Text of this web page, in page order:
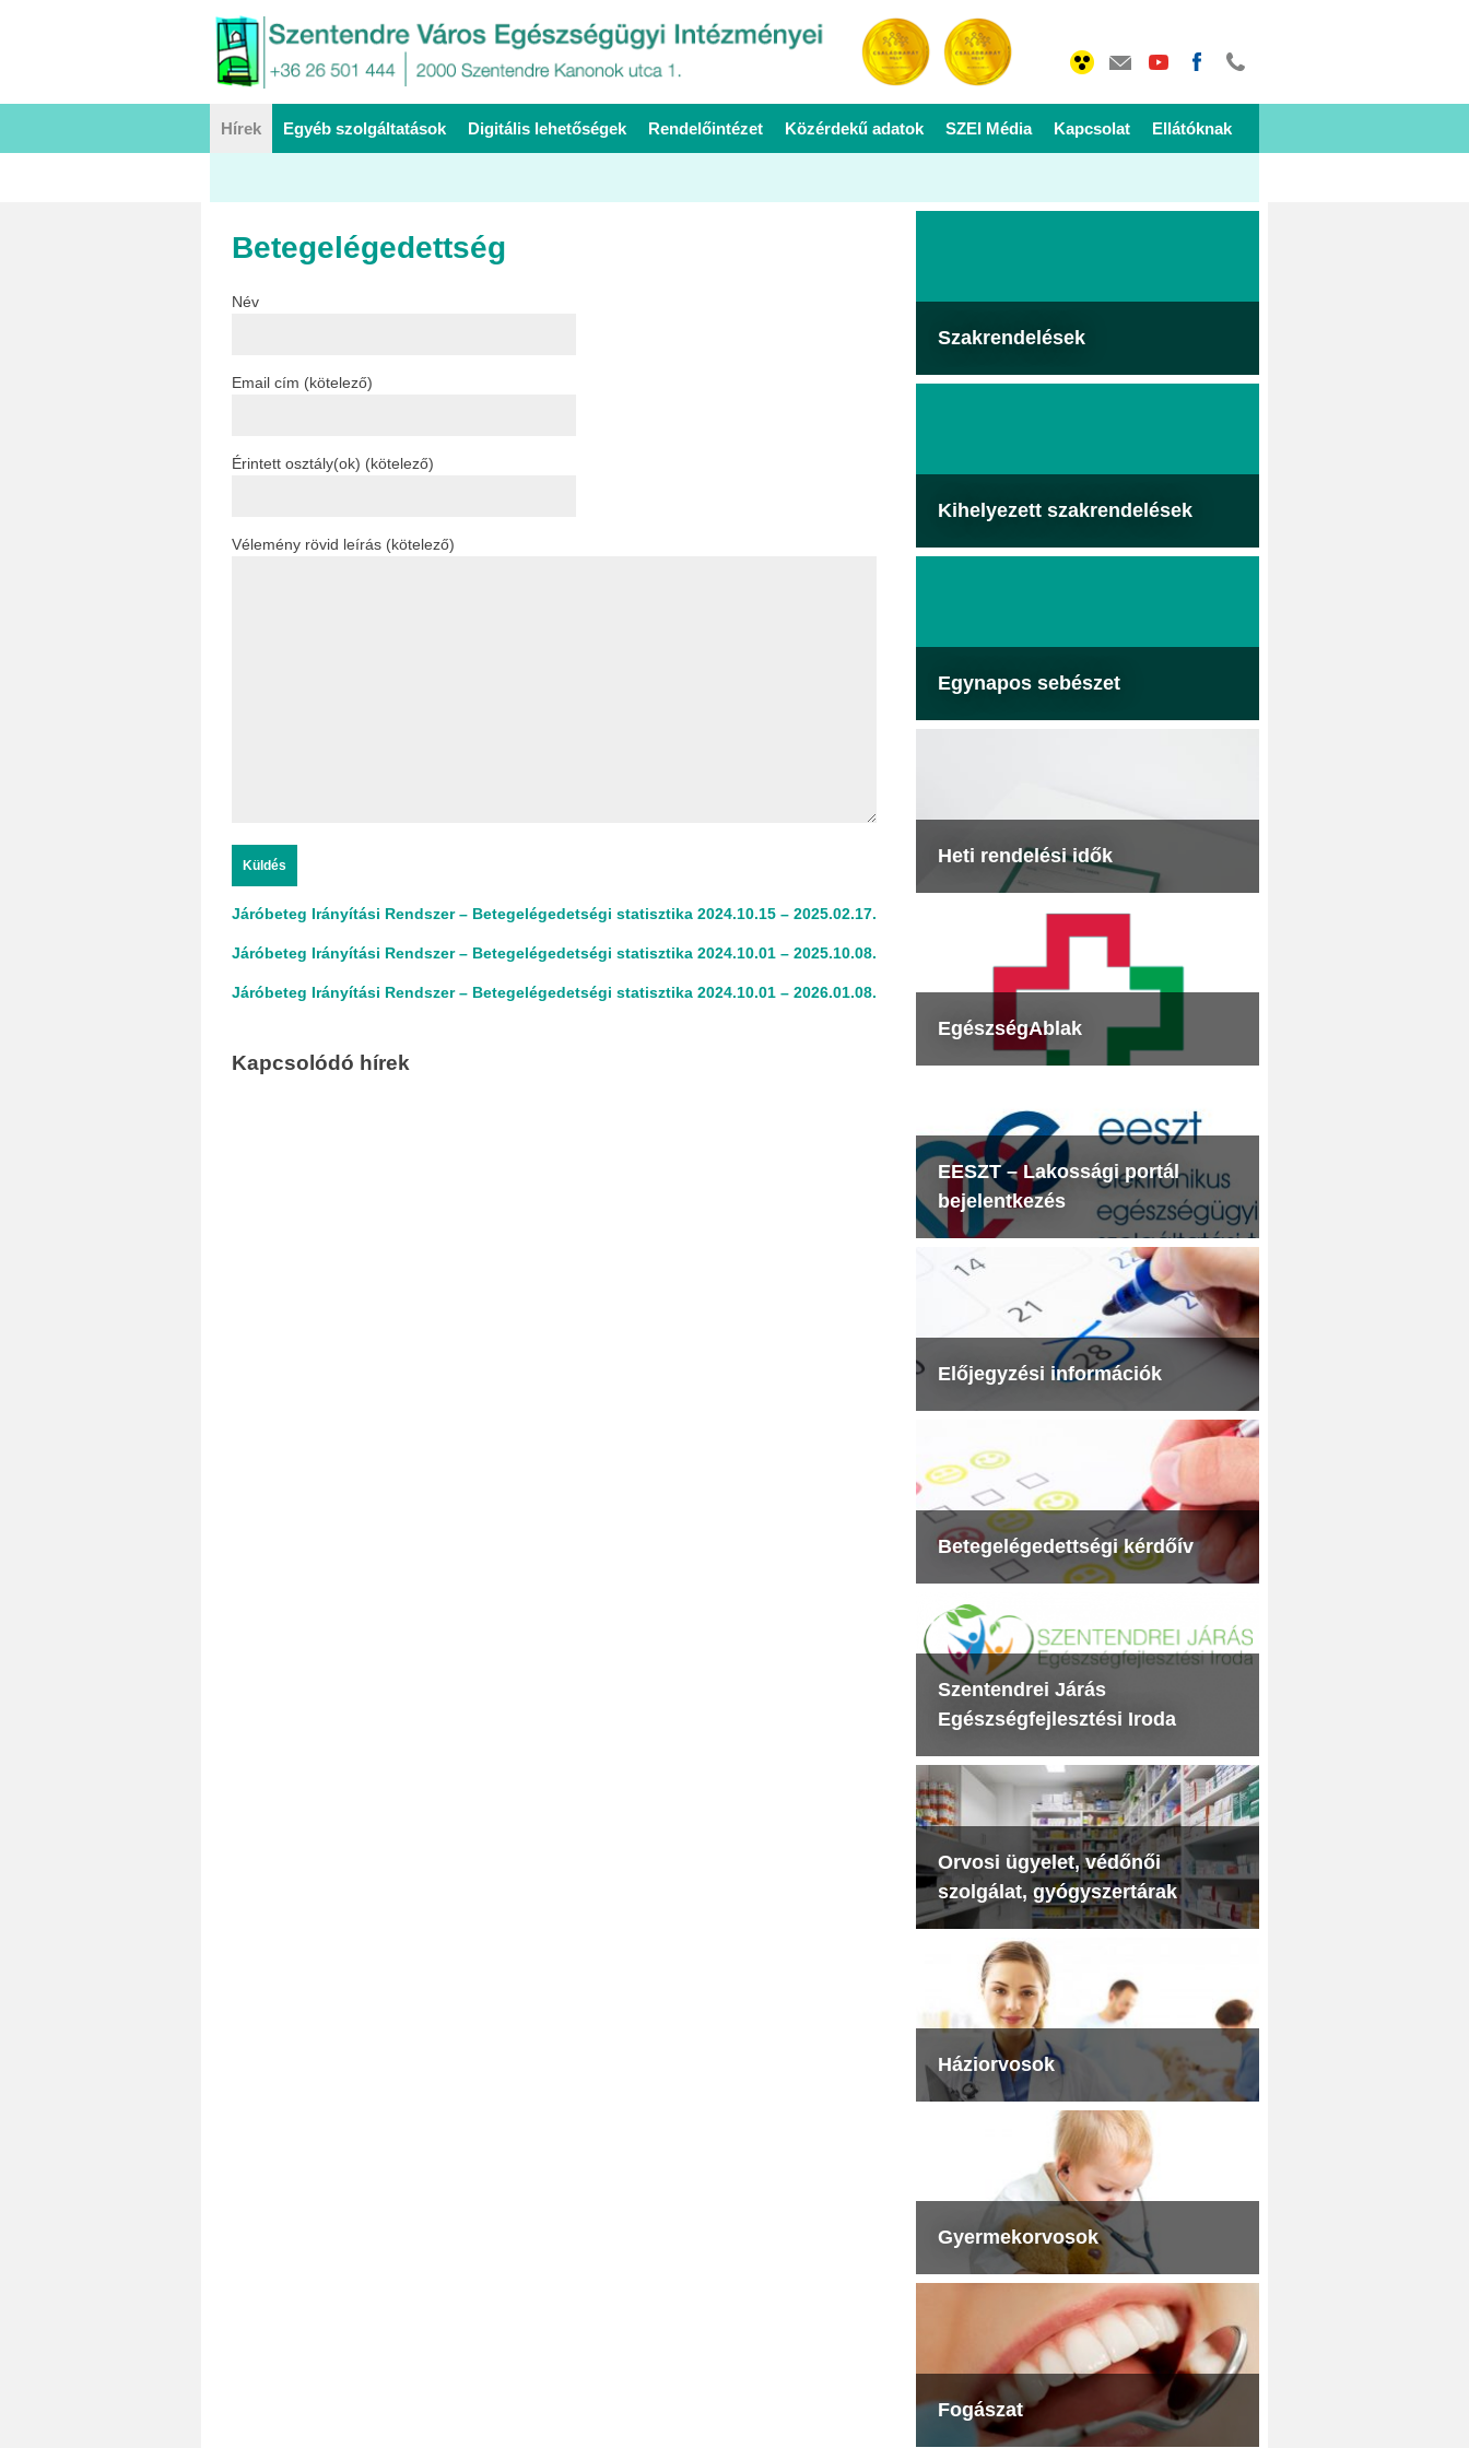
Hírek Egyéb szolgáltatások Digitális lehetőségek Rendelőintézet Közérdekű adatok SZEI Média Kapcsolat Ellátóknak
Betegelégedettség
Név
Email cím (kötelező)
Érintett osztály(ok) (kötelező)
Vélemény rövid leírás (kötelező)
Járóbeteg Irányítási Rendszer – Betegelégedetségi statisztika 2024.10.15 – 2025.02.17.
Járóbeteg Irányítási Rendszer – Betegelégedetségi statisztika 2024.10.01 – 2025.10.08.
Járóbeteg Irányítási Rendszer – Betegelégedetségi statisztika 2024.10.01 – 2026.01.08.
Kapcsolódó hírek
Szakrendelések
Kihelyezett szakrendelések
Egynapos sebészet
Heti rendelési idők
EgészségAblak
EESZT – Lakossági portál
bejelentkezés
Előjegyzési információk
Betegelégedettségi kérdőív
Szentendrei Járás
Egészségfejlesztési Iroda
Orvosi ügyelet, védőnői
szolgálat, gyógyszertárak
Háziorvosok
Gyermekorvosok
Fogászat